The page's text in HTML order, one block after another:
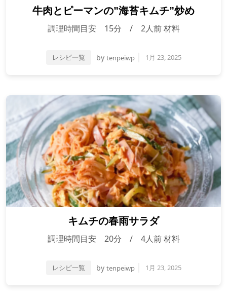
牛肉とピーマンの”海苔キムチ”炒め
調理時間目安 15分 / 2人前 材料
レシピ一覧 by tenpeiwp 1月 23, 2025
キムチの春雨サラダ
調理時間目安 20分 / 4人前 材料
レシピ一覧 by tenpeiwp 1月 23, 2025